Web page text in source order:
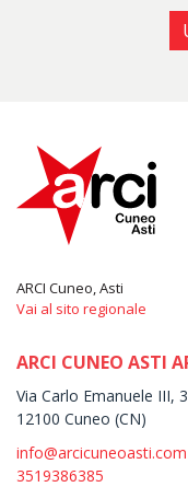
ARCI Cuneo, Asti
Vai al sito regionale
ARCI CUNEO ASTI
Via Carlo Emanuele III,
12100 Cuneo (CN)
info@arcicuneoasti.com
3519386385